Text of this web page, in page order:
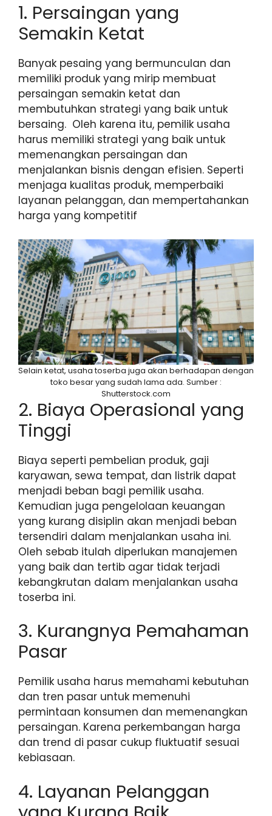
1. Persaingan yang
Semakin Ketat
Banyak pesaing yang bermunculan dan
memiliki produk yang mirip membuat
persaingan semakin ketat dan
membutuhkan strategi yang baik untuk
bersaing. Oleh karena itu, pemilik usaha
harus memiliki strategi yang baik untuk
memenangkan persaingan dan
menjalankan bisnis dengan efisien. Seperti
menjaga kualitas produk, memperbaiki
layanan pelanggan, dan mempertahankan
harga yang kompetitif
Selain ketat, usaha toserba juga akan berhadapan dengan
toko besar yang sudah lama ada. Sumber :
Shutterstock.com
2. Biaya Operasional yang
Tinggi
Biaya seperti pembelian produk, gaji
karyawan, sewa tempat, dan listrik dapat
menjadi beban bagi pemilik usaha.
Kemudian juga pengelolaan keuangan
yang kurang disiplin akan menjadi beban
tersendiri dalam menjalankan usaha ini.
Oleh sebab itulah diperlukan manajemen
yang baik dan tertib agar tidak terjadi
kebangkrutan dalam menjalankan usaha
toserba ini.
3. Kurangnya Pemahaman
Pasar
Pemilik usaha harus memahami kebutuhan
dan tren pasar untuk memenuhi
permintaan konsumen dan memenangkan
persaingan. Karena perkembangan harga
dan trend di pasar cukup fluktuatif sesuai
kebiasaan.
4. Layanan Pelanggan